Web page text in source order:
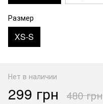
Размер
XS-S
Нет в наличии
299 грн 480 грн